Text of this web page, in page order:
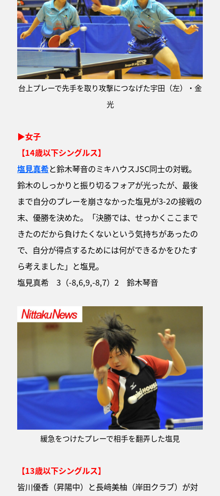
台上プレーで先手を取り攻撃につなげた宇田（左）・金
光
▶女子
【14歳以下シングルス】
塩見真希と鈴木琴音のミキハウスJSC同士の対戦。
鈴木のしっかりと振り切るフォアが光ったが、最後
まで自分のプレーを崩さなかった塩見が3-2の接戦の
末、優勝を決めた。「決勝では、せっかくここまで
きたのだから負けたくないという気持ちがあったの
で、自分が得点するためには何ができるかをひたす
ら考えました」と塩見。
塩見真希 3（-8,6,9,-8,7）2 鈴木琴音
緩急をつけたプレーで相手を翻弄した塩見
【13歳以下シングルス】
皆川優香（昇陽中）と長﨑美柚（岸田クラブ）が対